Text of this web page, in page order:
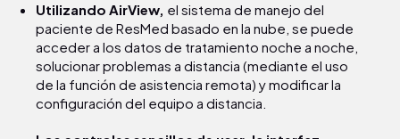
Utilizando AirView, el sistema de manejo del
paciente de ResMed basado en la nube, se puede
acceder a los datos de tratamiento noche a noche,
solucionar problemas a distancia (mediante el uso
de la función de asistencia remota) y modificar la
configuración del equipo a distancia.